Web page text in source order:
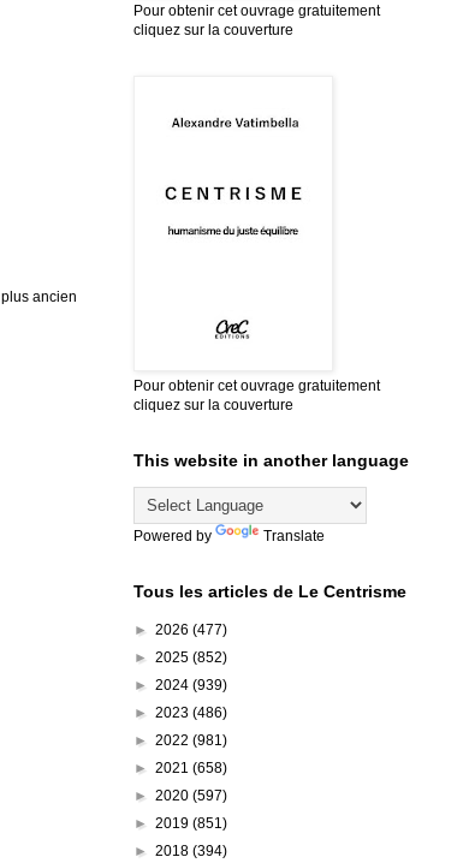
ancien
Pour obtenir cet ouvrage gratuitement
cliquez sur la couverture
Pour obtenir cet ouvrage gratuitement
cliquez sur la couverture
This website in another language
Powered by Translate
Tous les articles de Le Centrisme
► 2026 (477)
► 2025 (852)
► 2024 (939)
► 2023 (486)
► 2022 (981)
► 2021 (658)
► 2020 (597)
► 2019 (851)
► 2018 (394)